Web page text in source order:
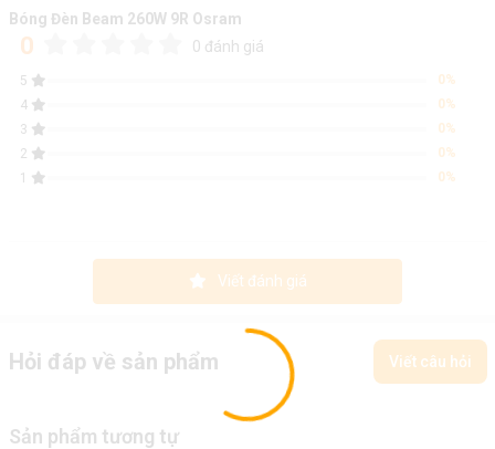
Bóng Đèn Beam 260W 9R Osram
0 0 đánh giá
5
0%
4
0%
3
0%
2
0%
1
0%
Viết đánh giá
Hỏi đáp về sản phẩm Viết câu hỏi
Sản phẩm tương tự